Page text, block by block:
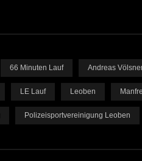
66 Minuten Lauf Andreas
LE Lauf Leoben
Polizeisportvereinigung Leoben